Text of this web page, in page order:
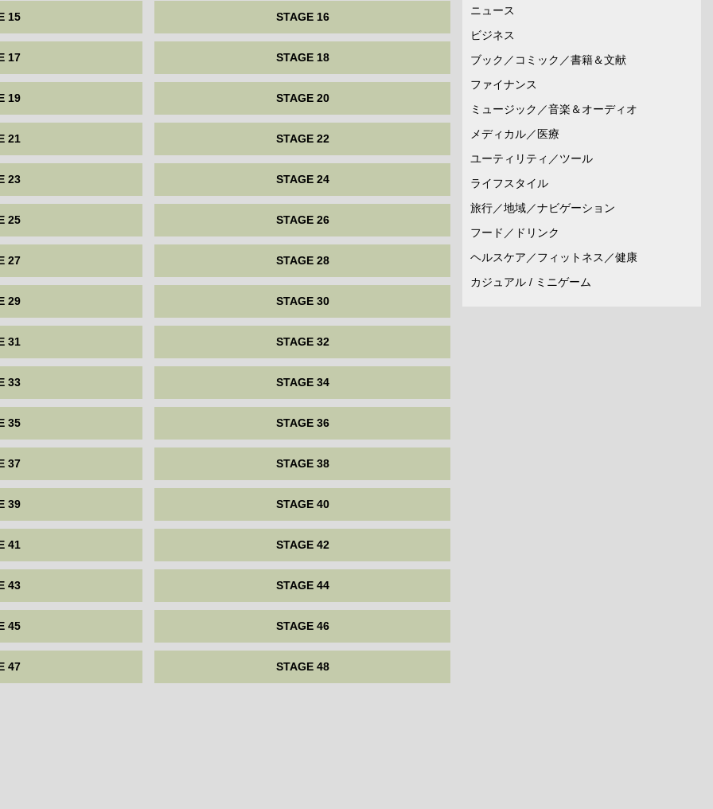
15 STAGE 16
17 STAGE 18
19 STAGE 20
21 STAGE 22
23 STAGE 24
25 STAGE 26
27 STAGE 28
29 STAGE 30
31 STAGE 32
33 STAGE 34
35 STAGE 36
37 STAGE 38
39 STAGE 40
41 STAGE 42
43 STAGE 44
45 STAGE 46
47 STAGE 48
ニュース
ビジネス
ブック／コミック／書籍＆文献
ファイナンス
ミュージック／音楽＆オーディオ
メディカル／医療
ユーティリティ／ツール
ライフスタイル
旅行／地域／ナビゲーション
フード／ドリンク
ヘルスケア／フィットネス／健康
カジュアル / ミニゲーム